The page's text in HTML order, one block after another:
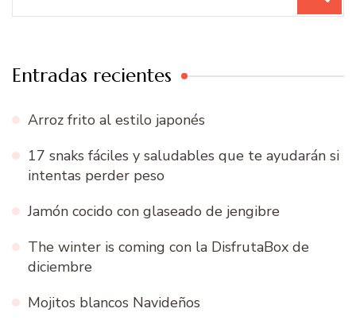
Entradas recientes
Arroz frito al estilo japonés
17 snaks fáciles y saludables que te ayudarán si
intentas perder peso
Jamón cocido con glaseado de jengibre
The winter is coming con la DisfrutaBox de
diciembre
Mojitos blancos Navideños